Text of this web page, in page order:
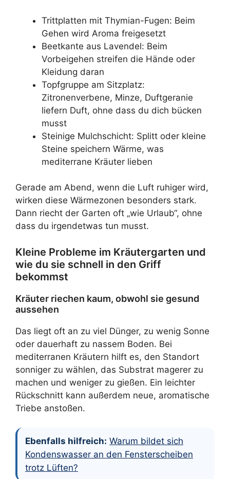
Trittplatten mit Thymian-Fugen: Beim
Gehen wird Aroma freigesetzt
Beetkante aus Lavendel: Beim
Vorbeigehen streifen die Hände oder
Kleidung daran
Topfgruppe am Sitzplatz:
Zitronenverbene, Minze, Duftgeranie
liefern Duft, ohne dass du dich bücken
musst
Steinige Mulchschicht: Splitt oder kleine
Steine speichern Wärme, was
mediterrane Kräuter lieben
Gerade am Abend, wenn die Luft ruhiger wird,
wirken diese Wärmezonen besonders stark.
Dann riecht der Garten oft „wie Urlaub“, ohne
dass du irgendetwas tun musst.
Kleine Probleme im Kräutergarten und
wie du sie schnell in den Griff
bekommst
Kräuter riechen kaum, obwohl sie gesund
aussehen
Das liegt oft an zu viel Dünger, zu wenig Sonne
oder dauerhaft zu nassem Boden. Bei
mediterranen Kräutern hilft es, den Standort
sonniger zu wählen, das Substrat magerer zu
machen und weniger zu gießen. Ein leichter
Rückschnitt kann außerdem neue, aromatische
Triebe anstoßen.
Ebenfalls hilfreich: Warum bildet sich
Kondenswasser an den Fensterscheiben
trotz Lüften?